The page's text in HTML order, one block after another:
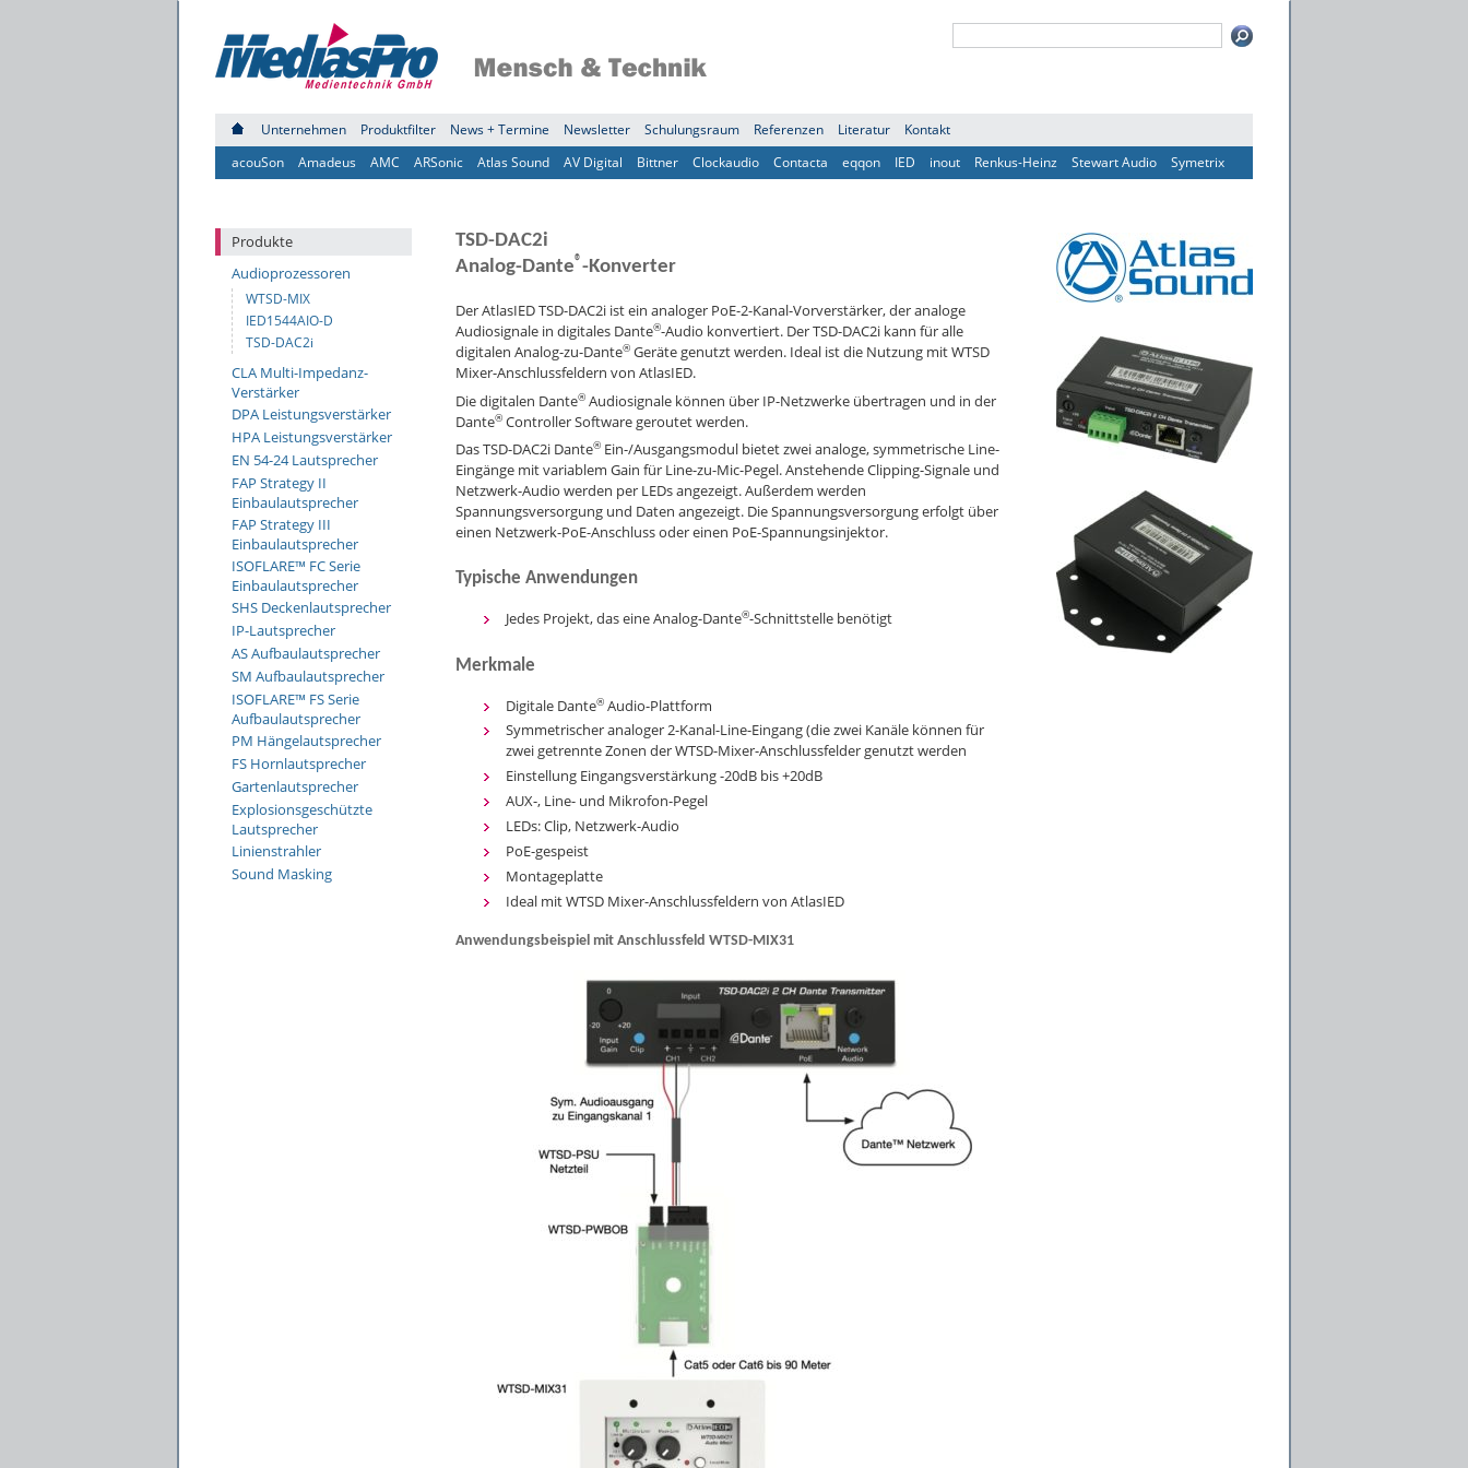
Unternehmen Produktfilter News + Termine Newsletter Schulungsraum Referenzen Literatur
Kontakt
acouSon
Amadeus AMC ARSonic Atlas Sound AV Digital Bittner Clockaudio Contacta eqqon IED inout Renkus-Heinz Stewart Audio Symetrix
Produkte
Audioprozessoren
WTSD-MIX
IED1544AIO-D
TSD-DAC2i
CLA Multi-Impedanz-
Verstärker
DPA Leistungsverstärker
HPA Leistungsverstärker
EN 54-24 Lautsprecher
FAP Strategy II
Einbaulautsprecher
FAP Strategy III
Einbaulautsprecher
ISOFLARE™ FC Serie
Einbaulautsprecher
SHS Deckenlautsprecher
IP-Lautsprecher
AS Aufbaulautsprecher
SM Aufbaulautsprecher
ISOFLARE™ FS Serie
Aufbaulautsprecher
PM Hängelautsprecher
FS Hornlautsprecher
Gartenlautsprecher
Explosionsgeschützte
Lautsprecher
Linienstrahler
Sound Masking
TSD-DAC2i
Analog-Dante®-Konverter
Der AtlasIED TSD-DAC2i ist ein analoger PoE-2-Kanal-Vorverstärker, der analoge
Audiosignale in digitales Dante®-Audio konvertiert. Der TSD-DAC2i kann für alle
digitalen Analog-zu-Dante® Geräte genutzt werden. Ideal ist die Nutzung mit WTSD
Mixer-Anschlussfeldern von AtlasIED.
Die digitalen Dante® Audiosignale können über IP-Netzwerke übertragen und in der
Dante® Controller Software geroutet werden.
Das TSD-DAC2i Dante® Ein-/Ausgangsmodul bietet zwei analoge, symmetrische Line-
Eingänge mit variablem Gain für Line-zu-Mic-Pegel. Anstehende Clipping-Signale und
Netzwerk-Audio werden per LEDs angezeigt. Außerdem werden
Spannungsversorgung und Daten angezeigt. Die Spannungsversorgung erfolgt über
einen Netzwerk-PoE-Anschluss oder einen PoE-Spannungsinjektor.
Typische Anwendungen
Jedes Projekt, das eine Analog-Dante®-Schnittstelle benötigt
Merkmale
Digitale Dante®Audio-Plattform
Symmetrischer analoger 2-Kanal-Line-Eingang (die zwei Kanäle können für
zwei getrennte Zonen der WTSD-Mixer-Anschlussfelder genutzt werden
Einstellung Eingangsverstärkung -20dB bis +20dB
AUX-, Line- und Mikrofon-Pegel
LEDs: Clip, Netzwerk-Audio
PoE-gespeist
Montageplatte
Ideal mit WTSD Mixer-Anschlussfeldern von AtlasIED
Anwendungsbeispiel mit Anschlussfeld WTSD-MIX31